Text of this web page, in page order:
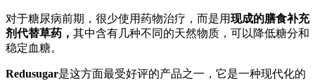
对于糖尿病前期，很少使用药物治疗，而是用现成的膳食补充
剂代替草药， 其中含有几种不同的天然物质，可以降低糖分和
稳定血糖。
Redusugar是这方面最受好评的产品之一，它是一种现代化的